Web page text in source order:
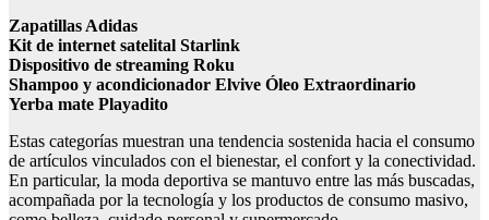
Zapatillas Adidas
Kit de internet satelital Starlink
Dispositivo de streaming Roku
Shampoo y acondicionador Elvive Óleo Extraordinario
Yerba mate Playadito
Estas categorías muestran una tendencia sostenida hacia el consumo
de artículos vinculados con el bienestar, el confort y la conectividad.
En particular, la moda deportiva se mantuvo entre las más buscadas,
acompañada por la tecnología y los productos de consumo masivo,